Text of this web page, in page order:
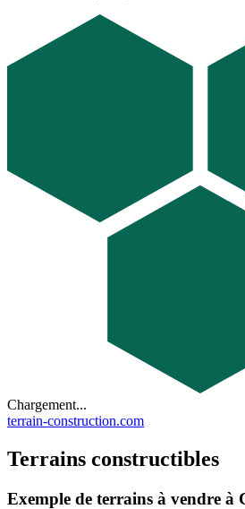
Chargement...
terrain-construction.com
Terrains constructibles
Exemple de terrains à vendre à